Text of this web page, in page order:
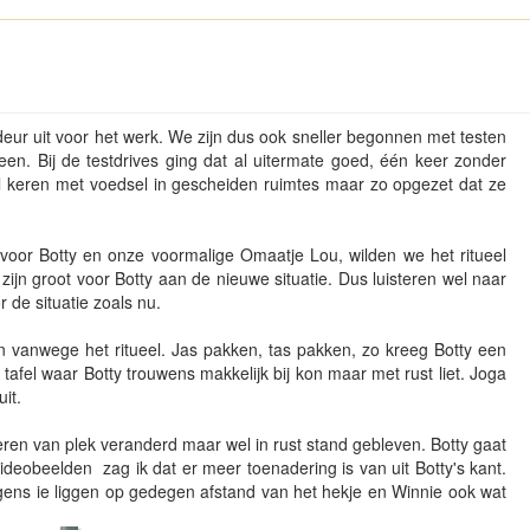
uit voor het werk. We zijn dus ook sneller begonnen met testen
Bij de testdrives ging dat al uitermate goed, één keer zonder
met voedsel in gescheiden ruimtes maar zo opgezet dat ze
Botty en onze voormalige Omaatje Lou, wilden we het ritueel
groot voor Botty aan de nieuwe situatie. Dus luisteren wel naar
de situatie zoals nu.
het ritueel. Jas pakken, tas pakken, zo kreeg Botty een
waar Botty trouwens makkelijk bij kon maar met rust liet. Joga
van plek veranderd maar wel in rust stand gebleven. Botty gaat
zag ik dat er meer toenadering is van uit Botty's kant.
ie liggen op gedegen afstand van het hekje en Winnie ook wat